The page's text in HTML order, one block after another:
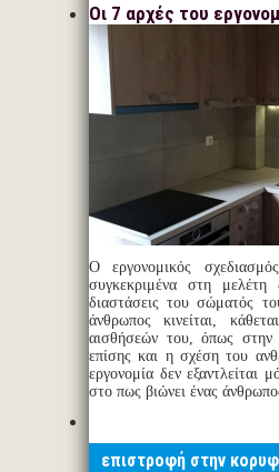
Οι 7 αρχές του
Ο εργονομικός
συγκεκριμένα στη μελέτη
διαστάσεις του σώματός
άνθρωπος κινείται,
αισθήσεών του, όπως
επίσης και η σχέση του
εργονομία δεν εξαντλείται
στο πως βιώνει ένας
επιστροφή στην